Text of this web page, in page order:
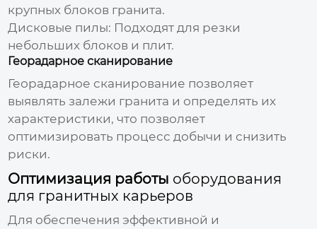
крупных блоков гранита.
Дисковые пилы: Подходят для резки
небольших блоков и плит.
Георадарное сканирование
Георадарное сканирование позволяет
выявлять залежи гранита и определять их
характеристики, что позволяет
оптимизировать процесс добычи и снизить
риски.
Оптимизация работы оборудования
для гранитных карьеров
Для обеспечения эффективной и